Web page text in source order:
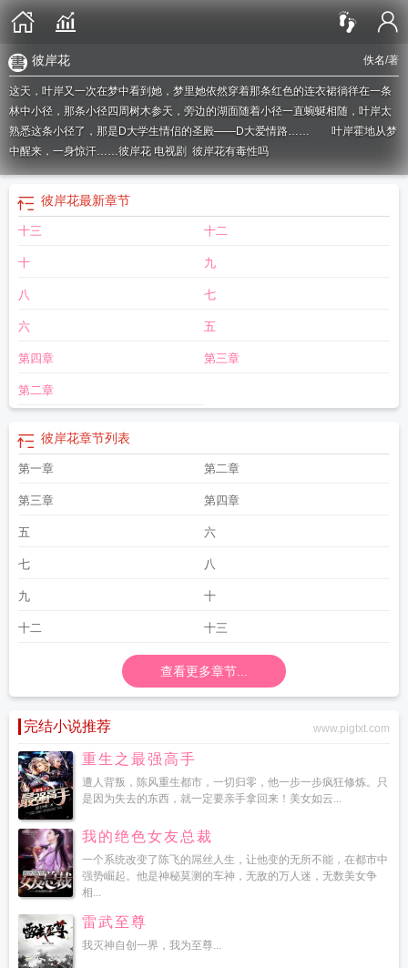
佚名/著
彼岸花
这天，叶岸又一次在梦中看到她，梦里她依然穿着那条红色的连衣裙徜徉在一条
林中小径，那条小径四周树木参天，旁边的湖面随着小径一直蜿蜒相随，叶岸太
熟悉这条小径了，那是D大学生情侣的圣殿——D大爱情路…… 叶岸霍地从梦
中醒来，一身惊汗……彼岸花 电视剧 彼岸花有毒性吗
彼岸花最新章节
十三 十二
十 九
八 七
六 五
第四章 第三章
第二章
彼岸花章节列表
第一章 第二章
第三章 第四章
五 六
七 八
九 十
十二 十三
查看更多章节...
完结小说推荐 www.pigtxt.com
重生之最强高手
遭人背叛，陈风重生都市，一切归零，他一步一步疯狂修炼。只
是因为失去的东西，就一定要亲手拿回来！美女如云...
我的绝色女友总裁
一个系统改变了陈飞的屌丝人生，让他变的无所不能，在都市中
强势崛起。他是神秘莫测的车神，无敌的万人迷，无数美女争
相...
雷武至尊
我灭神自创一界，我为至尊...